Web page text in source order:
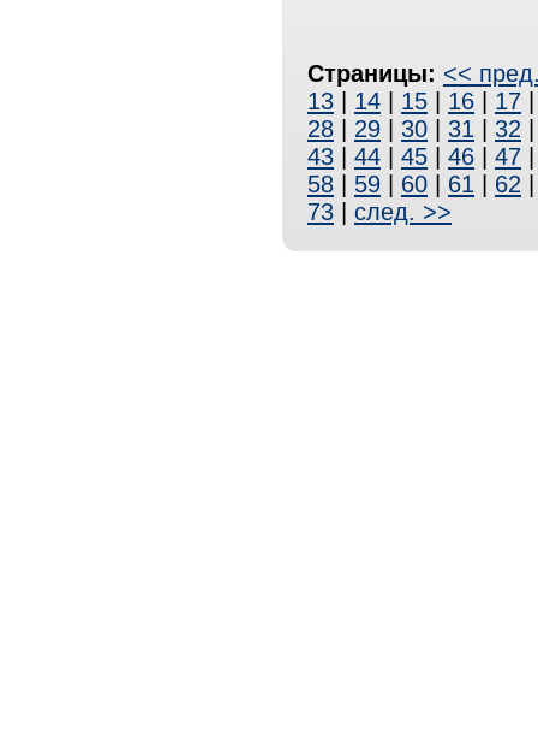
Страницы: <<
13
14 15 16 17
28
29 30 31 32
43
44 45 46 47
58
59 60 61 62
73
след. >>